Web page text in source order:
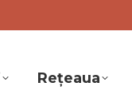
Rețeaua